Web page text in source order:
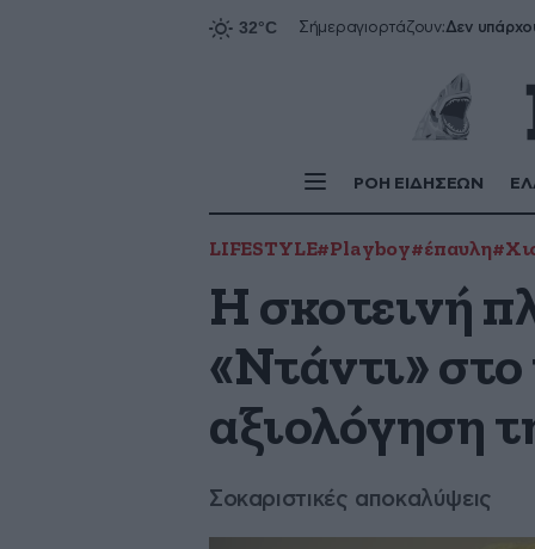
Σήμεραγιορτάζουν:Δεν
ΡΟΗ ΕΙΔΗΣΕΩΝ
LIFESTYLE#Playboy#έπαυλη
Η σκοτεινή
«Ντάντι»
αξιολόγηση
Σοκαριστικές αποκαλύψεις